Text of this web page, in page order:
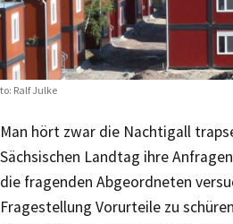
Ralf Julke
Man hört zwar die Nachtigall
Sächsischen Landtag ihre
die fragenden Abgeordneten
Fragestellung Vorurteile zu